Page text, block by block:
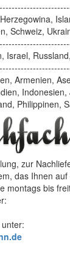
Schweiz,
Israel,
Armenien,
Philippinen,
zur
das Ihnen
montags bis